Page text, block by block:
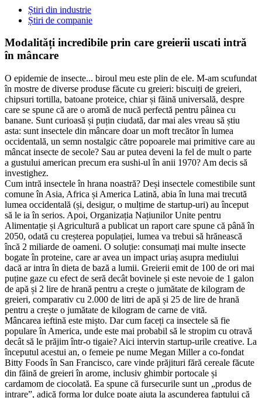
Știri din industrie
Știri de companie
Modalități incredibile prin care greierii uscati intră
în mâncare
O epidemie de insecte... biroul meu este plin de ele. M-am scufundat
în mostre de diverse produse făcute cu greieri: biscuiți de greieri,
chipsuri tortilla, batoane proteice, chiar și făină universală, despre
care se spune că are o aromă de nucă perfectă pentru pâinea cu
banane. Sunt curioasă și puțin ciudată, dar mai ales vreau să știu
asta: sunt insectele din mâncare doar un moft trecător în lumea
occidentală, un semn nostalgic către popoarele mai primitive care au
mâncat insecte de secole? Sau ar putea deveni la fel de mult o parte
a gustului american precum era sushi-ul în anii 1970? Am decis să
investighez.
Cum intră insectele în hrana noastră? Deși insectele comestibile sunt
comune în Asia, Africa și America Latină, abia în luna mai trecută
lumea occidentală (și, desigur, o mulțime de startup-uri) au început
să le ia în serios. Apoi, Organizația Națiunilor Unite pentru
Alimentație și Agricultură a publicat un raport care spune că până în
2050, odată cu creșterea populației, lumea va trebui să hrănească
încă 2 miliarde de oameni. O soluție: consumați mai multe insecte
bogate în proteine, care ar avea un impact uriaș asupra mediului
dacă ar intra în dieta de bază a lumii. Greierii emit de 100 de ori mai
puține gaze cu efect de seră decât bovinele și este nevoie de 1 galon
de apă și 2 lire de hrană pentru a crește o jumătate de kilogram de
greieri, comparativ cu 2.000 de litri de apă și 25 de lire de hrană
pentru a crește o jumătate de kilogram de carne de vită.
Mâncarea ieftină este mișto. Dar cum faceți ca insectele să fie
populare în America, unde este mai probabil să le stropim cu otravă
decât să le prăjim într-o tigaie? Aici intervin startup-urile creative. La
începutul acestui an, o femeie pe nume Megan Miller a co-fondat
Bitty Foods în San Francisco, care vinde prăjituri fără cereale făcute
din făină de greieri în arome, inclusiv ghimbir portocale și
cardamom de ciocolată. Ea spune că fursecurile sunt un „produs de
intrare”, adică forma lor dulce poate ajuta la ascunderea faptului că